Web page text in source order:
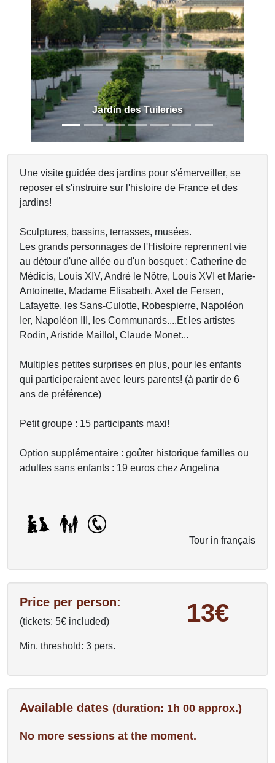
Jardin des Tuileries
Previous
Une visite guidée des jardins pour s'émerveiller, se
reposer et s'instruire sur l'histoire de France et des
jardins!
Sculptures, bassins, terrasses, musées.
Les grands personnages de l'Histoire reprennent vie
au détour d'une allée ou d'un bosquet : Catherine de
Médicis, Louis XIV, André le Nôtre, Louis XVI et Marie-
Antoinette, Madame Elisabeth, Axel de Fersen,
Lafayette, les Sans-Culotte, Robespierre, Napoléon
Ier, Napoléon III, les Communards....Et les artistes
Rodin, Aristide Maillol, Claude Monet...
Multiples petites surprises en plus, pour les enfants
qui participeraient avec leurs parents! (à partir de 6
ans de préférence)
Petit groupe : 15 participants maxi!
Option supplémentaire : goûter historique familles ou
adultes sans enfants : 19 euros chez Angelina
Tour in français
Price per person:
(tickets: 5€ included)
Min. threshold: 3 pers.
13€
Available dates (duration: 1h 00 approx.)
No more sessions at the moment.